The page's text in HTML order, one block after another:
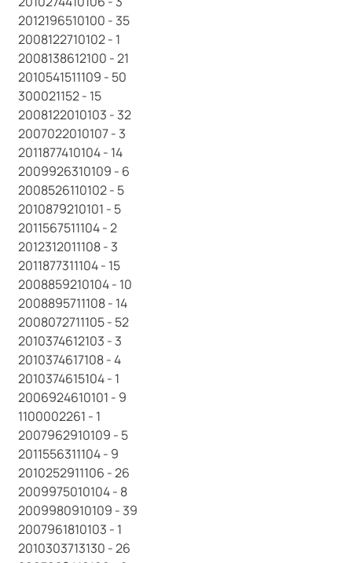
2012196510100 - 35
2008122710102 - 1
2008138612100 - 21
2010541511109 - 50
300021152 - 15
2008122010103 - 32
2007022010107 - 3
2011877410104 - 14
2009926310109 - 6
2008526110102 - 5
2010879210101 - 5
2011567511104 - 2
2012312011108 - 3
2011877311104 - 15
2008859210104 - 10
2008895711108 - 14
2008072711105 - 52
2010374612103 - 3
2010374617108 - 4
2010374615104 - 1
2006924610101 - 9
1100002261 - 1
2007962910109 - 5
2011556311104 - 9
2010252911106 - 26
2009975010104 - 8
2009980910109 - 39
2007961810103 - 1
2010303713130 - 26